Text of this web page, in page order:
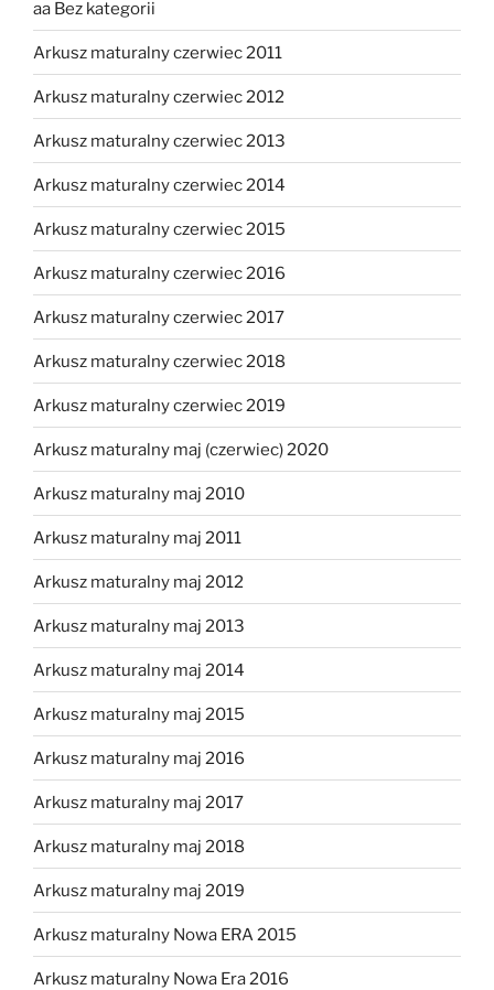
aa Bez kategorii
Arkusz maturalny czerwiec 2011
Arkusz maturalny czerwiec 2012
Arkusz maturalny czerwiec 2013
Arkusz maturalny czerwiec 2014
Arkusz maturalny czerwiec 2015
Arkusz maturalny czerwiec 2016
Arkusz maturalny czerwiec 2017
Arkusz maturalny czerwiec 2018
Arkusz maturalny czerwiec 2019
Arkusz maturalny maj (czerwiec) 2020
Arkusz maturalny maj 2010
Arkusz maturalny maj 2011
Arkusz maturalny maj 2012
Arkusz maturalny maj 2013
Arkusz maturalny maj 2014
Arkusz maturalny maj 2015
Arkusz maturalny maj 2016
Arkusz maturalny maj 2017
Arkusz maturalny maj 2018
Arkusz maturalny maj 2019
Arkusz maturalny Nowa ERA 2015
Arkusz maturalny Nowa Era 2016